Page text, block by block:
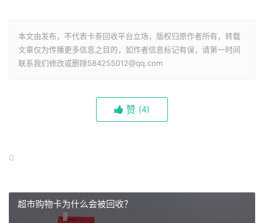
本文由发布，不代表卡劵回收平台立场，版权归原作者所有，转载
文章仅为传播更多信息之目的，如作者信息标记有误，请第一时间
联系我们修改或删除584255012@qq.com
赞 (4)
0
超市购物卡为什么会被回收？